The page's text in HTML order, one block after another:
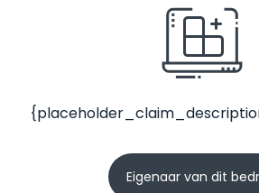
Eigenaar van dit